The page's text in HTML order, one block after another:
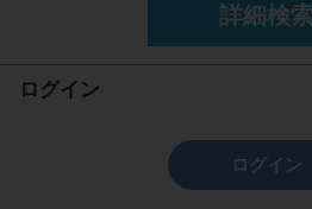
詳細検
ログイン
ログイン